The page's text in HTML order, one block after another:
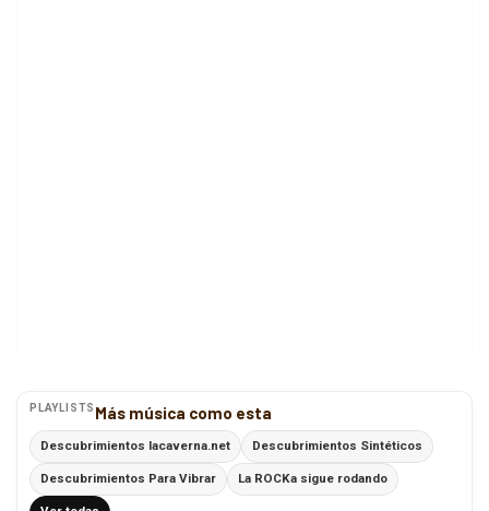
PLAYLISTS Más música como esta
Descubrimientos lacaverna.net Descubrimientos Sintéticos
Descubrimientos Para Vibrar La ROCKa sigue rodando